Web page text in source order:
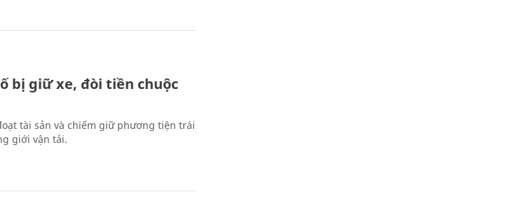
bị giữ xe, đòi tiền chuộc
tài sản và chiếm giữ phương tiện trái
giới vận tải.